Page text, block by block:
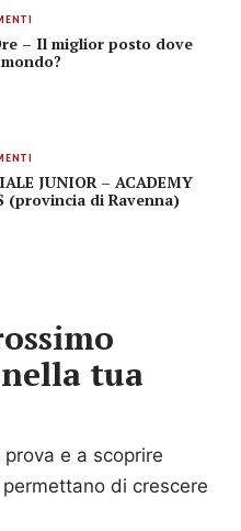
– Il miglior posto dove
JUNIOR – ACADEMY
(provincia di Ravenna)
tua
e a scoprire
di crescere